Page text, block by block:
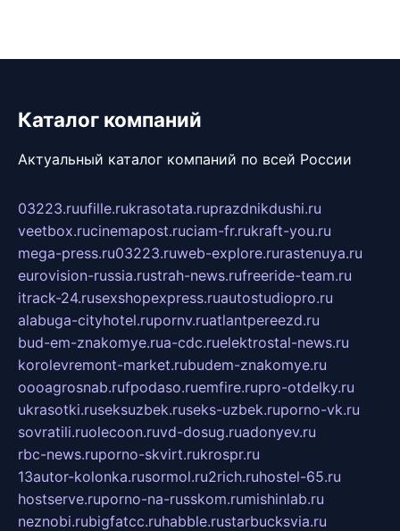
Каталог компаний
Актуальный каталог компаний по всей России
03223.ruufille.rukrasotata.ruprazdnikdushi.ru
veetbox.rucinemapost.ruciam-fr.rukraft-you.ru
mega-press.ru03223.ruweb-explore.rurastenuya.ru
eurovision-russia.rustrah-news.rufreeride-team.ru
itrack-24.rusexshopexpress.ruautostudiopro.ru
alabuga-cityhotel.rupornv.ruatlantpereezd.ru
bud-em-znakomye.rua-cdc.ruelektrostal-news.ru
korolevremont-market.rubudem-znakomye.ru
oooagrosnab.rufpodaso.ruemfire.rupro-otdelky.ru
ukrasotki.ruseksuzbek.ruseks-uzbek.ruporno-vk.ru
sovratili.ruolecoon.ruvd-dosug.ruadonyev.ru
rbc-news.ruporno-skvirt.rukrospr.ru
13autor-kolonka.rusormol.ru2rich.ruhostel-65.ru
hostserve.ruporno-na-russkom.rumishinlab.ru
neznobi.rubigfatcc.ruhabble.rustarbucksvia.ru